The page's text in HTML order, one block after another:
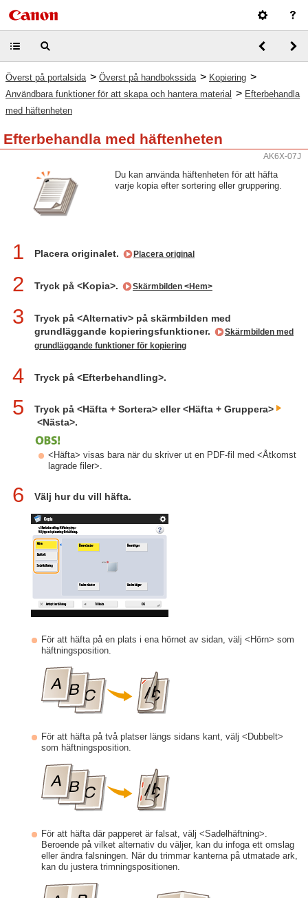
Överst på portalsida > Överst på handbokssida > Kopiering >
Användbara funktioner för att skapa och hantera material > Efterbehandla
med häftenheten
Efterbehandla med häftenheten
AK6X-07J
Du kan använda häftenheten för att häfta
varje kopia efter sortering eller gruppering.
1 Placera originalet. Placera original
2 Tryck på <Kopia>. Skärmbilden <Hem>
3
Tryck på <Alternativ> på skärmbilden med
grundläggande kopieringsfunktioner.
Skärmbilden med
grundläggande funktioner för kopiering
4 Tryck på <Efterbehandling>.
5
Tryck på <Häfta + Sortera> eller <Häfta + Gruppera>
<Nästa>.
<Häfta> visas bara när du skriver ut en PDF-fil med <Åtkomst
lagrade filer>.
6 Välj hur du vill häfta.
För att häfta på en plats i ena hörnet av sidan, välj <Hörn> som
häftningsposition.
För att häfta på två platser längs sidans kant, välj <Dubbelt>
som häftningsposition.
För att häfta där papperet är falsat, välj <Sadelhäftning>.
Beroende på vilket alternativ du väljer, kan du infoga ett omslag
eller ändra falsningen. När du trimmar kanterna på utmatade ark,
kan du justera trimningspositionen.